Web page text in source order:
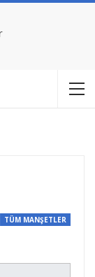
TÜM MANŞETLER